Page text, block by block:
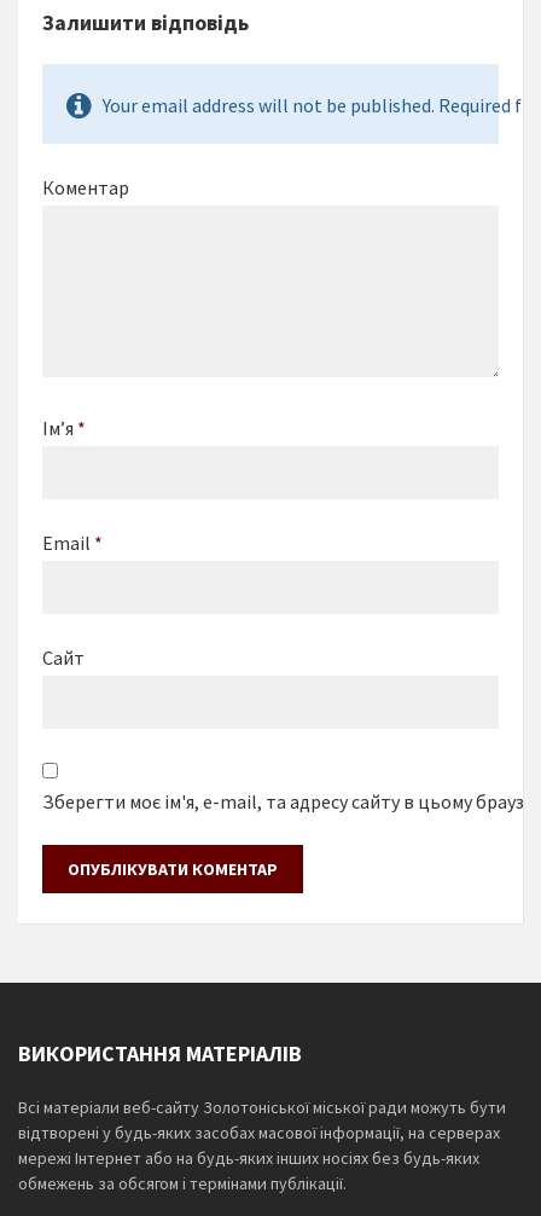
Залишити відповідь
Your email address will not be published. Required
Коментар
Ім’я *
Email *
Сайт
Зберегти моє ім'я, e-mail, та адресу сайту в цьому
ВИКОРИСТАННЯ МАТЕРІАЛІВ
Всі матеріали веб-сайту Золотоніської міської ради можуть бути
відтворені у будь-яких засобах масової інформації, на серверах
мережі Інтернет або на будь-яких інших носіях без будь-яких
обмежень за обсягом і термінами публікації.